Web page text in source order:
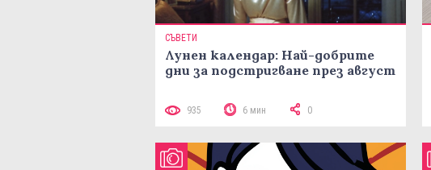
СЪВЕТИ
Лунен календар: Най-добрите
дни за подстригване през август
935 6 мин 0